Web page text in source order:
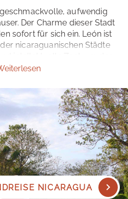
aufwendig
Der Charme dieser Stadt
sofort für sich ein. León ist
nicaraguanischen Städte
ist das Surfparadies des
Lebensraum der
Spanisch Sprachkurses in
der grünen Hauptstadt
Durchfahrt durch Managua
in den Straßen. Und dies
der Highlights, die
die wir Ihnen auf unserer
bringen möchten.
NICARAGUA